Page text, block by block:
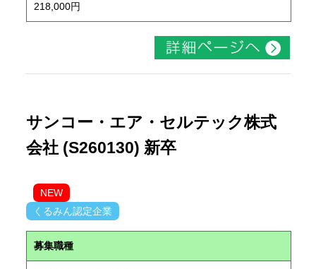
218,000円
サンコー・エア・セルテック株式
会社 (S260130) 新卒
NEW
くるみん認定企業
募集職種